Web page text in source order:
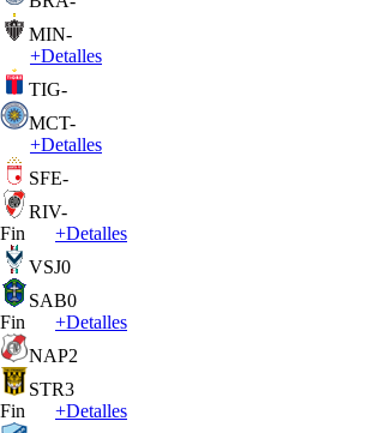
MIN-
+Detalles
TIG-
MCT-
+Detalles
SFE-
RIV-
Fin
+Detalles
VSJ0
SAB0
Fin
+Detalles
NAP2
STR3
Fin
+Detalles